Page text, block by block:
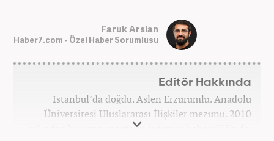
Faruk Arslan
Haber7.com - Özel Haber Sorumlusu
Editör Hakkında
İstanbul’da doğdu. Aslen Erzurumlu. Anadolu
Üniversitesi Uluslararası İlişkiler mezunu. 2010
yılından bu yana gazete ve internet haberciliğinde.